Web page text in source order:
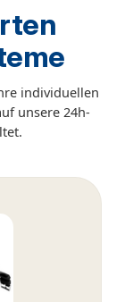
individuellen
unsere 24h-